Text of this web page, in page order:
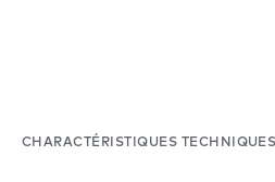
CHARACTÉRISTIQUES TECHNIQUES